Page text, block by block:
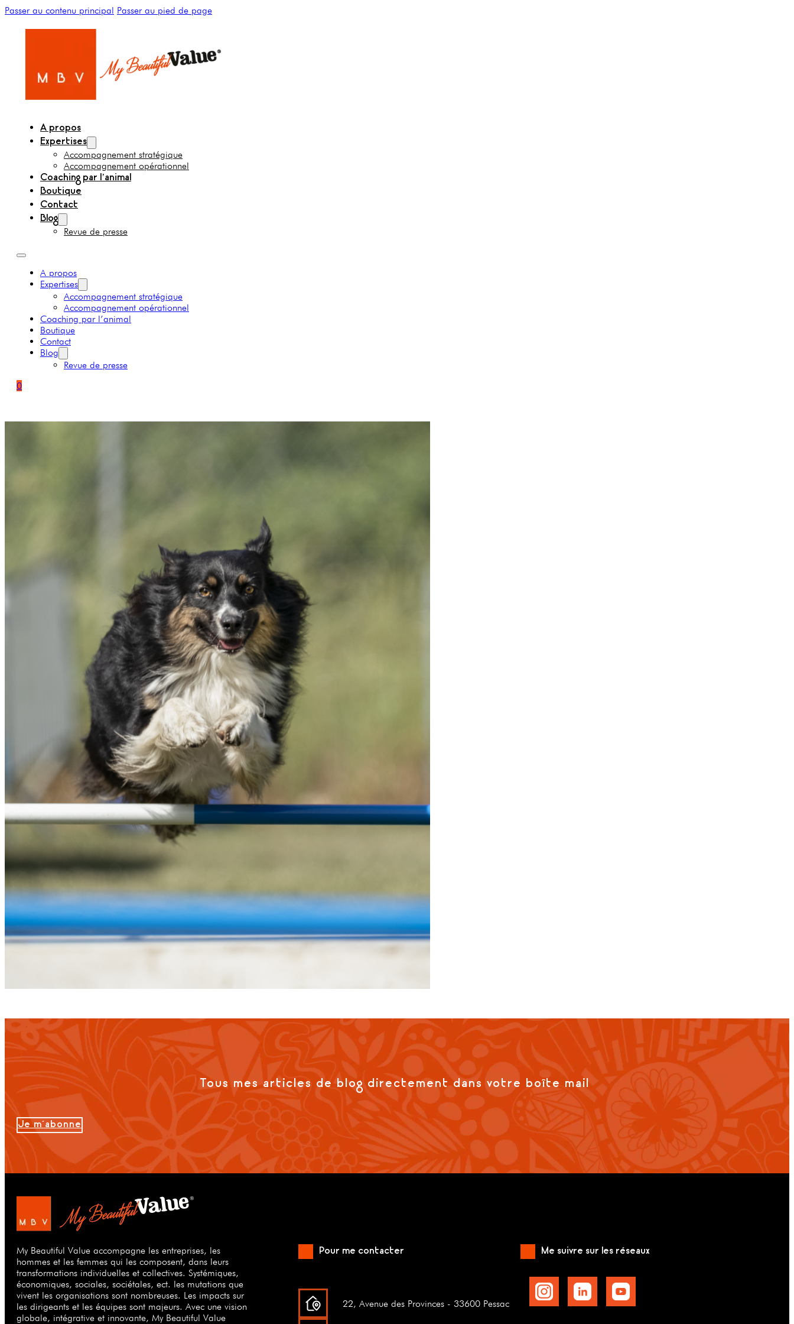
Passer au contenu principal Passer au pied de page
A propos
Expertises
Accompagnement stratégique
Accompagnement opérationnel
Coaching par l’animal
Boutique
Contact
Blog
Revue de presse
A propos
Expertises
Accompagnement stratégique
Accompagnement opérationnel
Coaching par l’animal
Boutique
Contact
Blog
Revue de presse
0
Tous mes articles de blog directement dans votre boîte mail
Je m'abonne
My Beautiful Value accompagne les entreprises, les
hommes et les femmes qui les composent, dans leurs
transformations individuelles et collectives. Systémiques,
économiques, sociales, sociétales, ect. les mutations que
vivent les organisations sont nombreuses. Les impacts sur
les dirigeants et les équipes sont majeurs. Avec une vision
globale, intégrative et innovante, My Beautiful Value
Pour me contacter
22, Avenue des Provinces - 33600 Pessac
Me suivre sur les réseaux